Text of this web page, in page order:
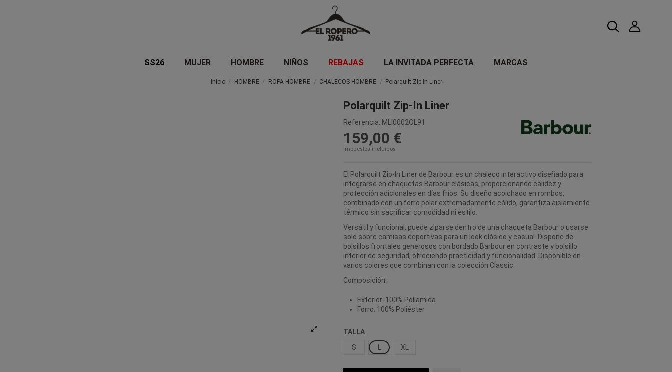
SS26 MUJER HOMBRE NIÑOS REBAJAS LA INVITADA PERFECTA MARCAS
Inicio HOMBRE ROPA HOMBRE CHALECOS HOMBRE Polarquilt Zip-In Liner
Polarquilt Zip-In Liner
Referencia: MLI0002OL91
159,00 €
Impuestos incluidos
El Polarquilt Zip-In Liner de Barbour es un chaleco interactivo diseñado para
integrarse en chaquetas Barbour clásicas, proporcionando calidez y
protección adicionales en días fríos. Su diseño acolchado en rombos,
combinado con un forro polar extremadamente cálido, garantiza aislamiento
térmico sin sacrificar comodidad ni estilo.
Versátil y funcional, puede ziparse dentro de una chaqueta Barbour o usarse
solo sobre camisas deportivas para un look clásico y casual. Dispone de
bolsillos frontales generosos con bordado Barbour en contraste y bolsillo
interior de seguridad, ofreciendo practicidad y funcionalidad. Disponible en
varios colores que combinan con la colección Classic.
Composición:
Exterior: 100% Poliamida
Forro: 100% Poliéster
TALLA
S
L XL